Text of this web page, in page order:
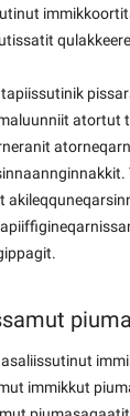
atortut
immikkut